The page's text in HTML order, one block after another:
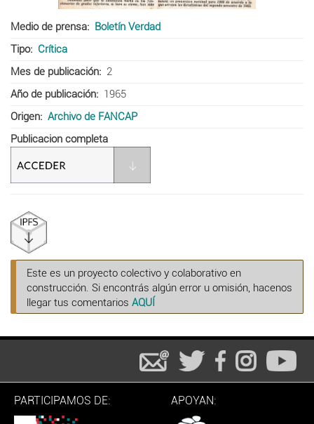
Medio de prensa
Boletín Verdad
Tipo
Crítica
Mes de publicación
2
Año de publicación
1965
Origen
Archivo de FANCAP
Publicacion completa
Este es un proyecto colectivo y colaborativo en
construcción. Si encontrás algún error u omisión, hacenos
llegar tus comentarios AQUÍ
PARTICIPAMOS DE: APOYAN: